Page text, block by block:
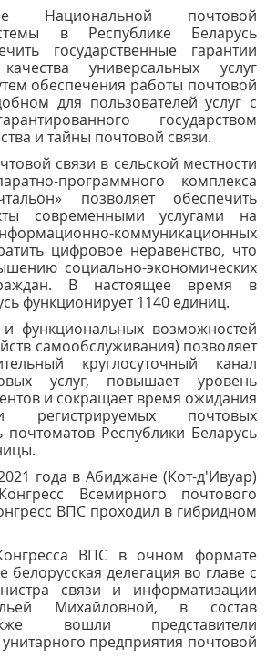
Национальной почтовой
в Республике Беларусь
государственные гарантии
универсальных услуг
обеспечения работы почтовой
для пользователей услуг с
государством
и тайны почтовой связи.
связи в сельской местности
программного комплекса
позволяет обеспечить
современными услугами на
коммуникационных
цифровое неравенство, что
социально-экономических
В настоящее время в
функционирует 1140 единиц.
функциональных возможностей
самообслуживания) позволяет
круглосуточный канал
услуг, повышает уровень
и сокращает время ожидания
регистрируемых почтовых
почтоматов Республики Беларусь
года в Абиджане (Кот-д'Ивуар)
Всемирного почтового
ВПС проходил в гибридном
ВПС в очном формате
белорусская делегация во главе с
связи и информатизации
Михайловной, в состав
вошли представители
предприятия почтовой